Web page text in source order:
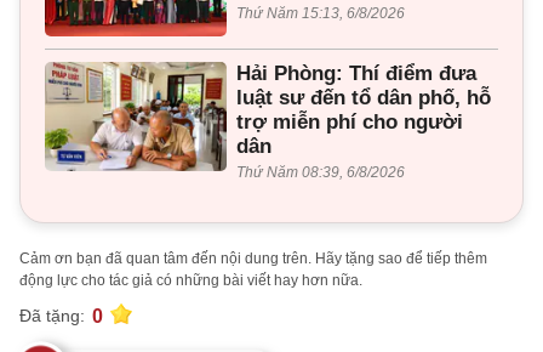
Thứ Năm 15:13, 6/8/2026
Hải Phòng: Thí điểm đưa
luật sư đến tổ dân phố, hỗ
trợ miễn phí cho người
dân
Thứ Năm 08:39, 6/8/2026
Cảm ơn bạn đã quan tâm đến nội dung trên. Hãy tặng sao để tiếp thêm
động lực cho tác giả có những bài viết hay hơn nữa.
Đã tặng: 0